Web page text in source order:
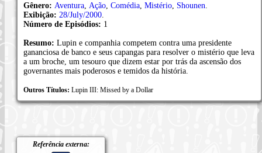
Gênero: Aventura Ação Comédia Mistério Shounen
Exibição: 28/July/2000
Número de Episódios: 1
Resumo: Lupin e companhia competem contra uma presidente
gananciosa de banco e seus capangas para resolver o mistério que leva
a um broche, um tesouro que dizem estar por trás da ascensão dos
governantes mais poderosos e temidos da história.
Outros Títulos: Lupin III: Missed by a Dollar
Referência externa: